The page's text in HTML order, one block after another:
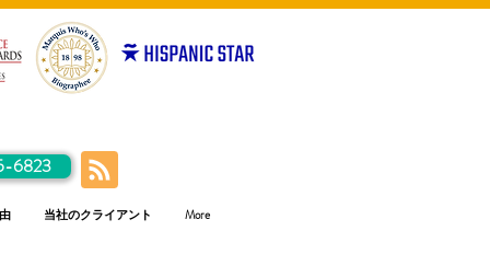
6823
当社のクライアント More